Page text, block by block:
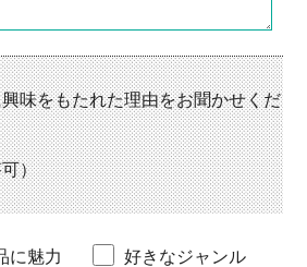
興味をもたれた理由をお聞かせくだ
）
に魅力 好きなジャンル